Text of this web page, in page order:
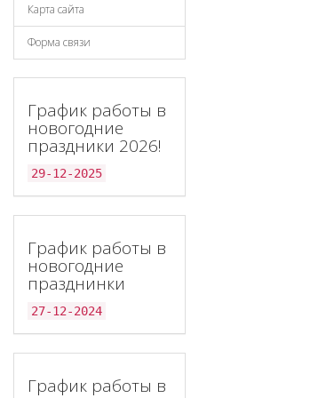
Карта сайта
Форма связи
График работы в
новогодние
праздники 2026!
29-12-2025
График работы в
новогодние
празднинки
27-12-2024
График работы в